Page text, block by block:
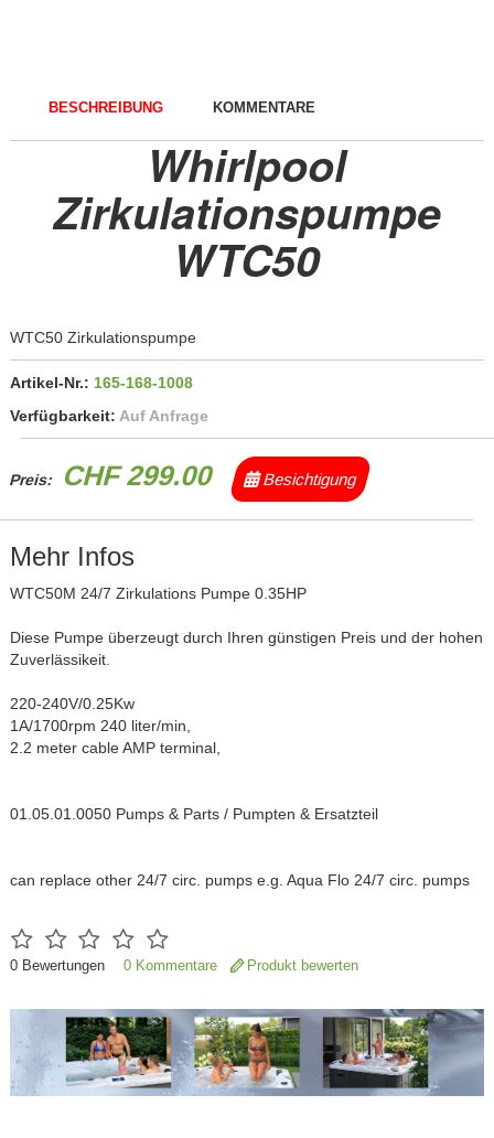
BESCHREIBUNG KOMMENTARE
Whirlpool
Zirkulationspumpe
WTC50
WTC50 Zirkulationspumpe
Artikel-Nr.: 165-168-1008
Verfügbarkeit: Auf Anfrage
Preis: CHF 299.00 Besichtigung
Mehr Infos
WTC50M 24/7 Zirkulations Pumpe 0.35HP
Diese Pumpe überzeugt durch Ihren günstigen Preis und der hohen
Zuverlässikeit.
220-240V/0.25Kw
1A/1700rpm 240 liter/min,
2.2 meter cable AMP terminal,
01.05.01.0050 Pumps & Parts / Pumpten & Ersatzteil
can replace other 24/7 circ. pumps e.g. Aqua Flo 24/7 circ. pumps
0Bewertungen 0 Kommentare Produkt bewerten